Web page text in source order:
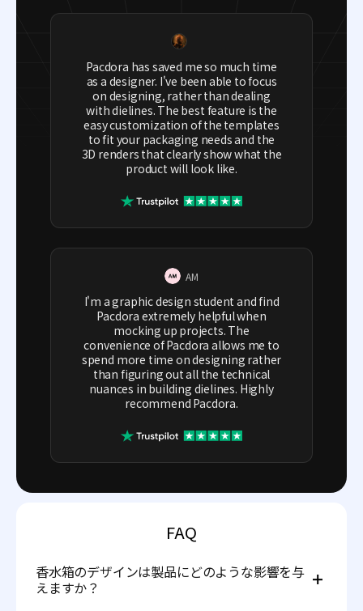
Pacdora has saved me so much time
as a designer. I've been able to focus
on designing, rather than dealing
with dielines. The best feature is the
easy customization of the templates
to fit your packaging needs and the
3D renders that clearly show what the
product will look like.
AM
I'm a graphic design student and find
Pacdora extremely helpful when
mocking up projects. The
convenience of Pacdora allows me to
spend more time on designing rather
than figuring out all the technical
nuances in building dielines. Highly
recommend Pacdora.
FAQ
香水箱のデザインは製品にどのような影響を与
えますか？